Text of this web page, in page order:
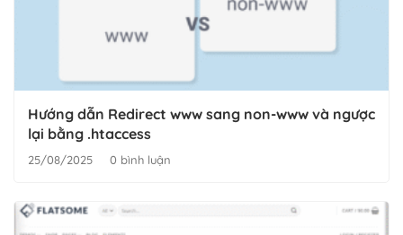
Hướng dẫn Redirect www sang non-www và ngược
lại bằng .htaccess
25/08/2025 0 bình luận